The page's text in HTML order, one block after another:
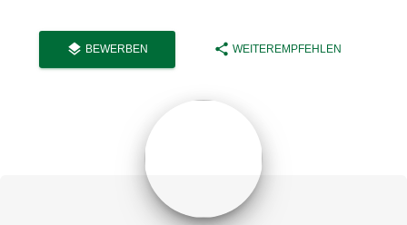
layers BEWERBEN share WEITEREMPFEHLEN